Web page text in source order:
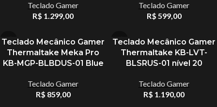
Teclado Gamer
R$ 1.299,00
Teclado Gamer
R$ 599,00
Teclado Mecânico Gamer
Thermaltake Meka Pro
KB-MGP-BLBDUS-01 Blue
Teclado Gamer
R$ 859,00
Teclado Mecânico Gamer
Thermaltake KB-LVT-
BLSRUS-01 nível 20
Teclado Gamer
R$ 1.190,00